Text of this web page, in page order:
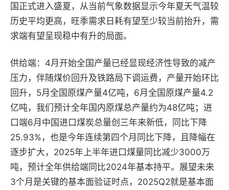
国正式进入盛夏，从当前气象数据显示今年夏天气温较
历史平均更高，旺季需求日耗有望至少较当前抬升，需
求端有望呈现稳中有升的局面。
供给端：4月开始全国产量已经显现经济性导致的减产
压力，伴随煤价回升及铁路局下调运费，产量开始环比
回升，5月全国原煤产量4亿吨，6月全国原煤产量4.2
亿吨，我们预计全年国内原煤总产量约为48亿吨；进
口端6月中国进口煤炭总量创三年来新低，同比下降
25.93%，也是今年连续第四个月同比下降，且降幅在
逐步扩大，2025年上半年进口煤量同比减少3000万
吨，预计全年供给端同比2024年基本持平。展望未来
3个月是关键的基本面验证时点，2025Q2就是基本面